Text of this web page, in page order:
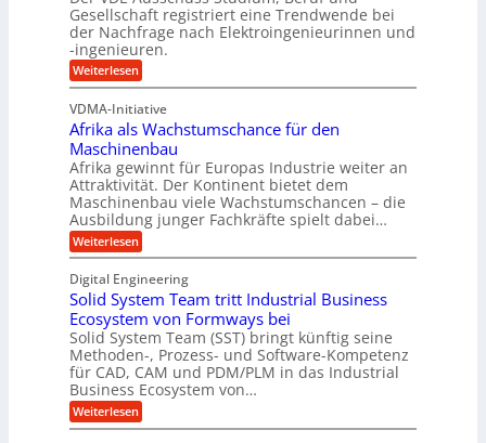
n
g
e
n
B
S
C
L
w
e
i
t
e
r
e
n
t
w
i
c
k
i
e
s
H
y
b
r
i
d
-
K
u
g
e
l
l
a
g
e
r
p
f
e
r
l
t
U
m
s
t
z
k
n
a
p
p
ü
Gesellschaft registriert eine Trendwende bei
der Nachfrage nach Elektroingenieurinnen und
-ingenieuren.
Weiterlesen:
V
E
s
i
e
h
t
E
r
h
o
u
n
a
m
A
r
b
e
i
t
VDMA-Initiative
Afrika als Wachstumschance für den
Maschinenbau
Afrika gewinnt für Europas Industrie weiter an
Attraktivität. Der Kontinent bietet dem
Maschinenbau viele Wachstumschancen – die
Ausbildung junger Fachkräfte spielt dabei…
Weiterlesen:
A
r
i
k
a
a
s
W
a
c
Digital Engineering
Solid System Team tritt Industrial Business
Ecosystem von Formways bei
Solid System Team (SST) bringt künftig seine
Methoden-, Prozess- und Software-Kompetenz
für CAD, CAM und PDM/PLM in das Industrial
Business Ecosystem von…
Weiterlesen:
S